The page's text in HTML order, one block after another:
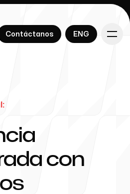
Contáctanos English
ENG
Contáctanos English
ENG
servicios
con